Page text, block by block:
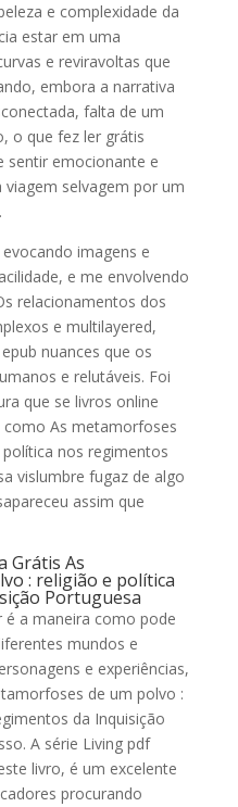
e complexidade da
estar em uma
e reviravoltas que
embora a narrativa
falta de um
o que fez ler grátis
sentir emocionante e
selvagem por um
imagens e
e me envolvendo
relacionamentos dos
e multilayered,
nuances que os
e relutáveis. Foi
que se livros online
As metamorfoses
nos regimentos
vislumbre fugaz de algo
assim que
Grátis As
: religião e política
Portuguesa
é a maneira como pode
mundos e
e experiências,
de um polvo :
da Inquisição
A série Living pdf
livro, é um excelente
procurando